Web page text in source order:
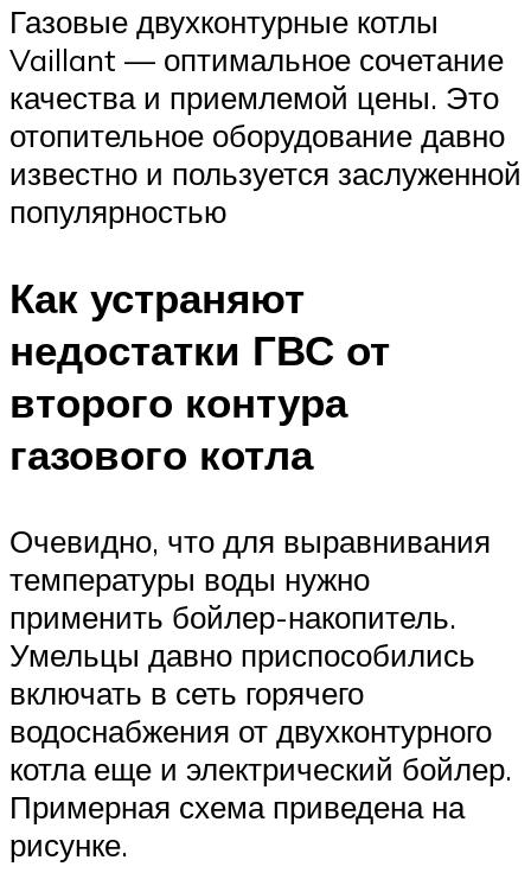
Газовые двухконтурные котлы
Vaillant — оптимальное сочетание
качества и приемлемой цены. Это
отопительное оборудование давно
известно и пользуется заслуженной
популярностью
Как устраняют
недостатки ГВС от
второго контура
газового котла
Очевидно, что для выравнивания
температуры воды нужно
применить бойлер-накопитель.
Умельцы давно приспособились
включать в сеть горячего
водоснабжения от двухконтурного
котла еще и электрический бойлер.
Примерная схема приведена на
рисунке.